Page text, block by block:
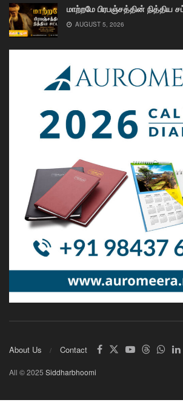
மாற்றமே பிரபஞ்சத்தின் நித்திய
AUGUST 5, 2026
About Us Contact
All © 2025 Siddharbhoomi